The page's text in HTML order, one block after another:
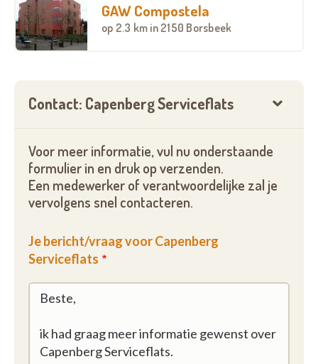
GAW Compostela
op 2.3 km in 2150 Borsbeek
Contact: Capenberg Serviceflats
Voor meer informatie, vul nu onderstaande
formulier in en druk op verzenden.
Een medewerker of verantwoordelijke zal je
vervolgens snel contacteren.
Je bericht/vraag voor Capenberg
Serviceflats